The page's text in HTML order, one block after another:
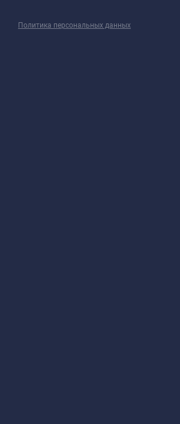
Политика персональных данных